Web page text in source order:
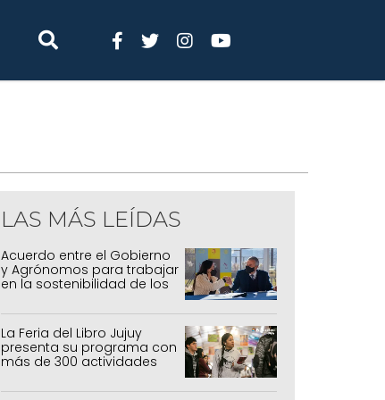
LAS MÁS LEÍDAS
Acuerdo entre el Gobierno
y Agrónomos para trabajar
en la sostenibilidad de los
agrícolas, pecuarios y
forestal
La Feria del Libro Jujuy
presenta su programa con
más de 300 actividades